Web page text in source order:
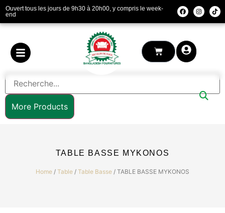
Ouvert tous les jours de 9h30 à 20h00, y compris le week-
end
More Products
TABLE BASSE MYKONOS
Home / Table / Table Basse / TABLE BASSE MYKONOS